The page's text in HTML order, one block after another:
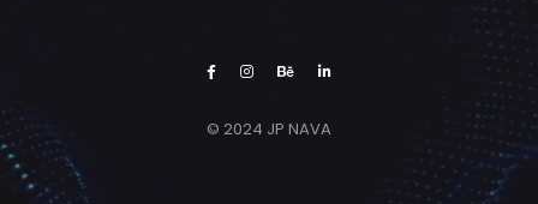
© 2024 JP NAVA